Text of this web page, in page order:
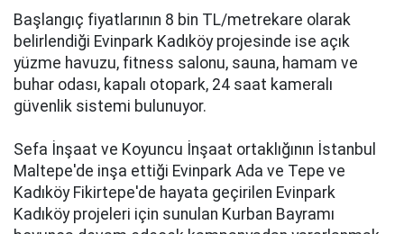
Başlangıç fiyatlarının 8 bin TL/metrekare olarak
belirlendiği Evinpark Kadıköy projesinde ise açık
yüzme havuzu, fitness salonu, sauna, hamam ve
buhar odası, kapalı otopark, 24 saat kameralı
güvenlik sistemi bulunuyor.
Sefa İnşaat ve Koyuncu İnşaat ortaklığının İstanbul
Maltepe'de inşa ettiği Evinpark Ada ve Tepe ve
Kadıköy Fikirtepe'de hayata geçirilen Evinpark
Kadıköy projeleri için sunulan Kurban Bayramı